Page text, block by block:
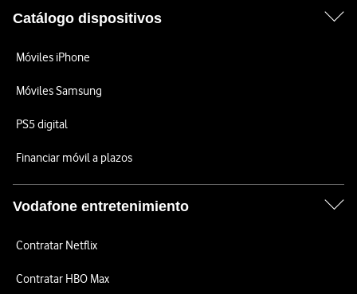
Catálogo dispositivos
Móviles iPhone
Móviles Samsung
PS5 digital
Financiar móvil a plazos
Vodafone entretenimiento
Contratar Netflix
Contratar HBO Max